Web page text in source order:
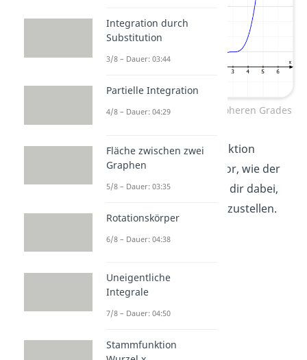
Wertebereich Funktionen höheren Grades
Tipp!Hast du nur die Funktion
gegeben, dann stell dir vor, wie der
Graph aussieht
. Das hilft dir dabei,
dir den Wertebereich vorzustellen.
Integration durch
Substitution
3/8 – Dauer: 03:44
Partielle Integration
4/8 – Dauer: 04:29
Fläche zwischen zwei
Graphen
5/8 – Dauer: 03:35
Rotationskörper
6/8 – Dauer: 04:38
Uneigentliche
Integrale
7/8 – Dauer: 04:50
Stammfunktion